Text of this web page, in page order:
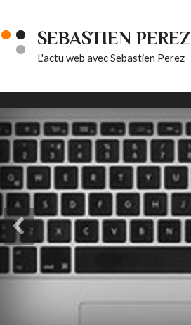
SEBASTIEN PEREZ
L'actu web avec Sebastien Perez